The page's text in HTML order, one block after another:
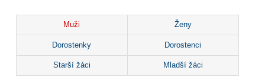
Muži Ženy
Dorostenky Dorostenci
Starší žáci Mladší žáci